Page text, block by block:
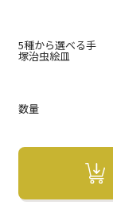
5種から選べる手
塚治虫絵皿
数量